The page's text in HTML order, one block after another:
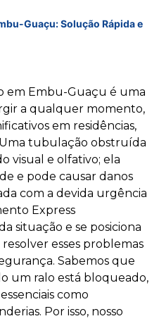
Guaçu: Solução Rápida e
em Embu-Guaçu é uma
a qualquer momento,
em residências,
tubulação obstruída
visual e olfativo; ela
e pode causar danos
com a devida urgência
Express
situação e se posiciona
esses problemas
Sabemos que
um ralo está bloqueado,
como
Por isso, nosso